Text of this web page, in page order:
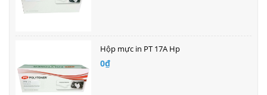
Hộp mực in PT 17A Hp
0₫